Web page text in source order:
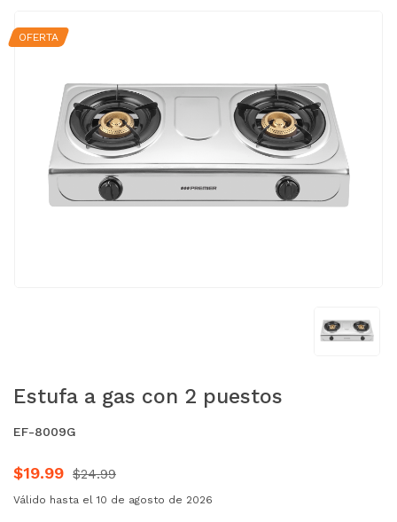
OFERTA
Estufa a gas con 2 puestos
EF-8009G
$19.99 $24.99
Válido hasta el 10 de agosto de 2026